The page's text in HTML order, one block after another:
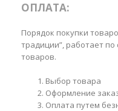
ОПЛАТА:
Порядок покупки
традиции”, работает
товаров.
Выбор товара
Оформление
Оплата путем